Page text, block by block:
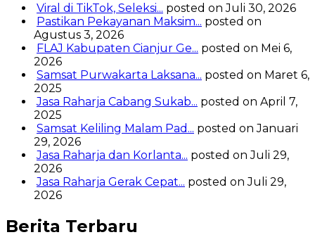
Viral di TikTok, Seleksi... posted on Juli 30, 2026
Pastikan Pekayanan Maksim... posted on
Agustus 3, 2026
FLAJ Kabupaten Cianjur Ge... posted on Mei 6,
2026
Samsat Purwakarta Laksana... posted on Maret 6,
2025
Jasa Raharja Cabang Sukab... posted on April 7,
2025
Samsat Keliling Malam Pad... posted on Januari
29, 2026
Jasa Raharja dan Korlanta... posted on Juli 29,
2026
Jasa Raharja Gerak Cepat... posted on Juli 29,
2026
Berita Terbaru